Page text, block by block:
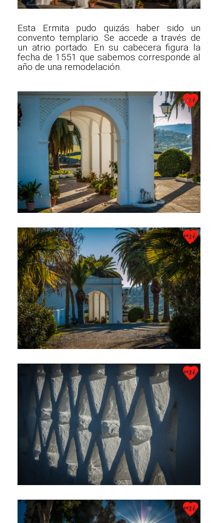
Esta Ermita pudo quizás haber sido un
convento templario. Se accede a través de
un atrio portado. En su cabecera figura la
fecha de 1551 que sabemos corresponde al
año de una remodelación.